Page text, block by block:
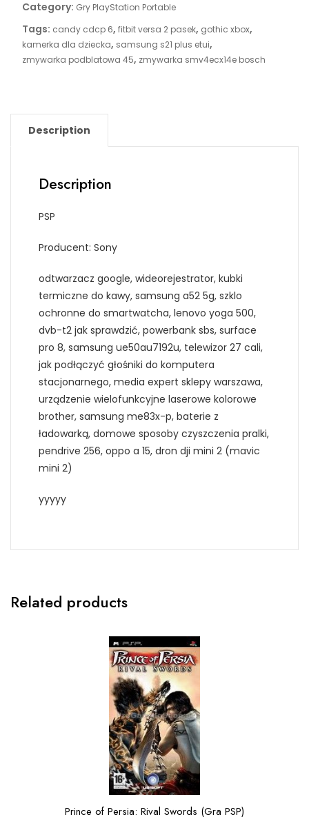
Category: Gry PlayStation Portable
Tags: candy cdcp 6, fitbit versa 2 pasek, gothic xbox,
kamerka dla dziecka, samsung s21 plus etui,
zmywarka podblatowa 45, zmywarka smv4ecx14e bosch
Description
Description
PSP
Producent: Sony
odtwarzacz google, wideorejestrator, kubki
termiczne do kawy, samsung a52 5g, szklo
ochronne do smartwatcha, lenovo yoga 500,
dvb-t2 jak sprawdzić, powerbank sbs, surface
pro 8, samsung ue50au7192u, telewizor 27 cali,
jak podłączyć głośniki do komputera
stacjonarnego, media expert sklepy warszawa,
urządzenie wielofunkcyjne laserowe kolorowe
brother, samsung me83x-p, baterie z
ładowarką, domowe sposoby czyszczenia pralki,
pendrive 256, oppo a 15, dron dji mini 2 (mavic
mini 2)
yyyyy
Related products
Prince of Persia: Rival Swords (Gra PSP)